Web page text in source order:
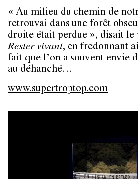
« Au milieu du chemin de
retrouvai dans une forêt
droite était perdue », disait le
Rester vivant, en fredonnant
fait que l’on a souvent envie
au déhanché…
www.supertroptop.com